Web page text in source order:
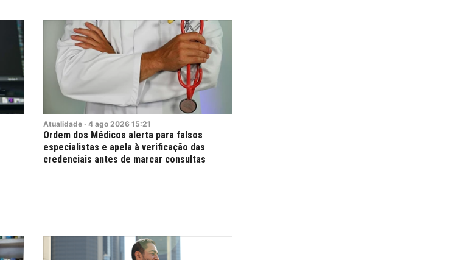
Atualidade · 4 ago 2026 15:21
Ordem dos Médicos alerta para falsos
especialistas e apela à verificação das
credenciais antes de marcar consultas